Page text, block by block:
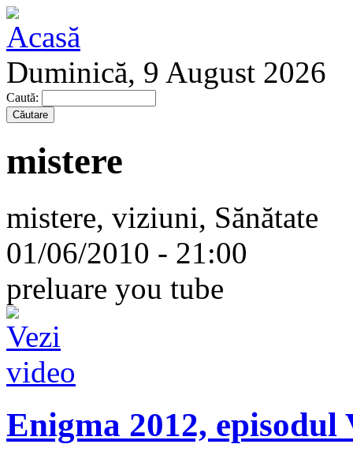
Duminică, 9 August 2026
Caută:
mistere
mistere, viziuni, Sănătate
01/06/2010 - 21:00
preluare you tube
Enigma 2012, episodul